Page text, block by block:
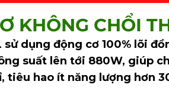
sử dụng động cơ 100% lõi
suất lên tới 880W, giúp
tiêu hao ít năng lượng hơn
KHÔNG CHỔI